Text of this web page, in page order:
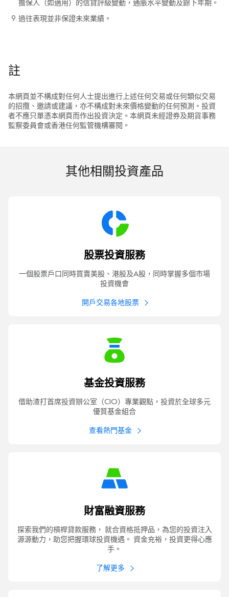
擔保人（如適用）的信貸評級變動，通脹水平變動及餘下年期。
過往表現並非保證未來業績。
註
本網頁並不構成對任何人士提出進行上述任何交易或任何類似交易
的招攬、邀請或建議，亦不構成對未來價格變動的任何預測。投資
者不應只單憑本網頁而作出投資決定。本網頁未經證券及期貨事務
監察委員會或香港任何監管機構審閱。
其他相關投資產品
股票投資服務
一個股票戶口同時買賣美股、港股及A股，同時掌握多個市場
投資機會
開戶交易各地股票
基金投資服務
借助渣打首席投資辦公室（CIO）專業觀點，投資於全球多元
優質基金組合
查看熱門基金
財富融資服務
探索我們的槓桿貸款服務， 就合資格抵押品，為您的投資注入
源源動力，助您把握環球投資機遇。 資金充裕，投資更得心應
手。
了解更多